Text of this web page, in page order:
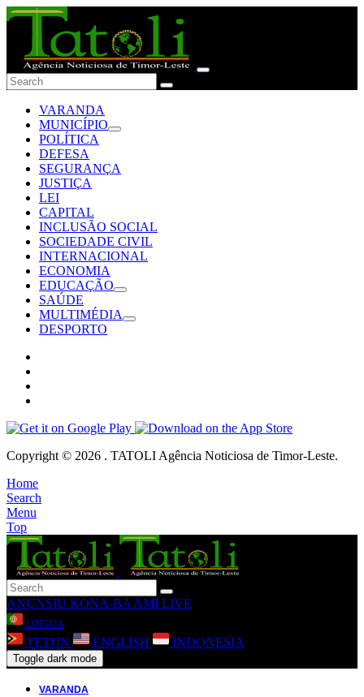
VARANDA
MUNICÍPIO
POLÍTICA
DEFESA
SEGURANÇA
JUSTIÇA
LEI
CAPITAL
INCLUSÃO SOCIAL
SOCIEDADE CIVIL
INTERNACIONAL
ECONOMIA
EDUCAÇÃO
SAÚDE
MULTIMÉDIA
DESPORTO
Copyright © 2026 . TATOLI Agência Noticiosa de Timor-Leste.
Home
Search
Menu
Top
ANUNSIU KONA-BA AMI LIVE
LINGUA
TETUN ENGLISH INDONESIA
Toggle dark mode
VARANDA